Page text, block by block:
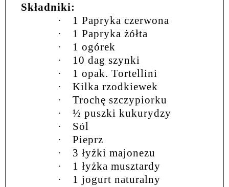
Składniki:
·
1 Papryka czerwona
·
1 Papryka żółta
·
1 ogórek
·
10 dag szynki
·
1 opak. Tortellini
·
Kilka rzodkiewek
·
Trochę szczypiorku
·
½ puszki kukurydzy
·
Sól
·
Pieprz
·
3 łyżki majonezu
·
1 łyżka musztardy
·
1 jogurt naturalny